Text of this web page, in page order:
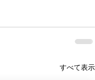
すべて表示